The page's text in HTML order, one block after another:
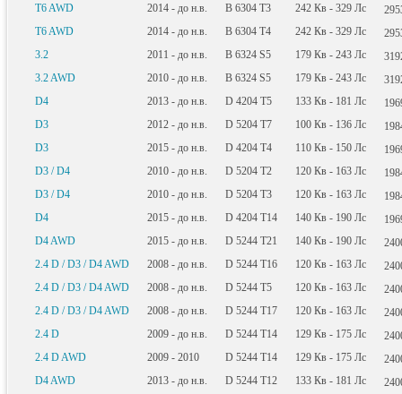
T6 AWD
2014 - до н.в. B 6304 T3 242 Кв - 329 Лс
T6 AWD
2014 - до н.в. B 6304 T4 242 Кв - 329 Лс
3.2
2011 - до н.в. B 6324 S5 179 Кв - 243 Лс
3.2 AWD
2010 - до н.в. B 6324 S5 179 Кв - 243 Лс
D4
2013 - до н.в. D 4204 T5 133 Кв - 181 Лс
D3
2012 - до н.в. D 5204 T7 100 Кв - 136 Лс
D3
2015 - до н.в. D 4204 T4 110 Кв - 150 Лс
D3 / D4
2010 - до н.в. D 5204 T2 120 Кв - 163 Лс
D3 / D4
2010 - до н.в. D 5204 T3 120 Кв - 163 Лс
D4
2015 - до н.в. D 4204 T14 140 Кв - 190 Лс
D4 AWD
2015 - до н.в. D 5244 T21 140 Кв - 190 Лс
2.4 D / D3 / D4 AWD
2008 - до н.в. D 5244 T16 120 Кв - 163 Лс
2.4 D / D3 / D4 AWD
2008 - до н.в. D 5244 T5 120 Кв - 163 Лс
2.4 D / D3 / D4 AWD
2008 - до н.в. D 5244 T17 120 Кв - 163 Лс
2.4 D
2009 - до н.в. D 5244 T14 129 Кв - 175 Лс
2.4 D AWD
2009 - 2010 D 5244 T14 129 Кв - 175 Лс
D4 AWD
2013 - до н.в. D 5244 T12 133 Кв - 181 Лс